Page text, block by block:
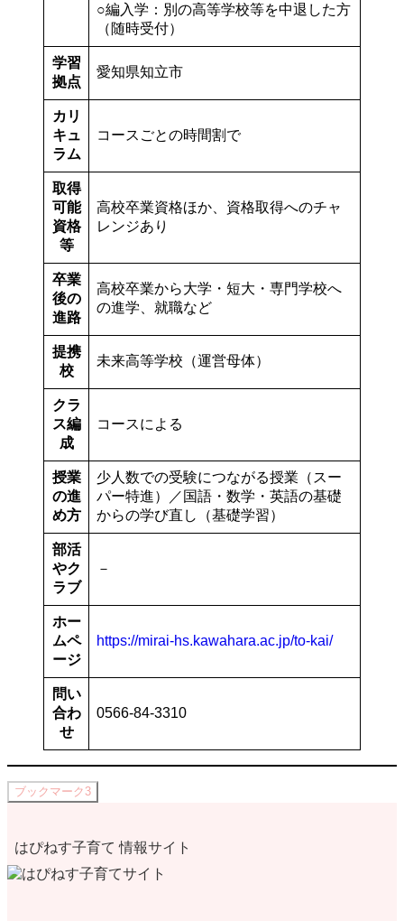
○編入学：別の高等学校等を中退した方
（随時受付）
学習
拠点
愛知県知立市
カリ
キュ
ラム
コースごとの時間割で
取得
可能
資格
等
高校卒業資格ほか、資格取得へのチャ
レンジあり
卒業
後の
進路
高校卒業から大学・短大・専門学校へ
の進学、就職など
提携
校
未来高等学校（運営母体）
クラ
ス編
成
コースによる
授業
の進
め方
少人数での受験につながる授業（スー
パー特進）／国語・数学・英語の基礎
からの学び直し（基礎学習）
部活
やク
ラブ
－
ホー
ムペ
ージ
https://mirai-hs.kawahara.ac.jp/to-kai/
問い
合わ
せ
0566-84-3310
ブックマーク 3
はぴねす子育て 情報サイト